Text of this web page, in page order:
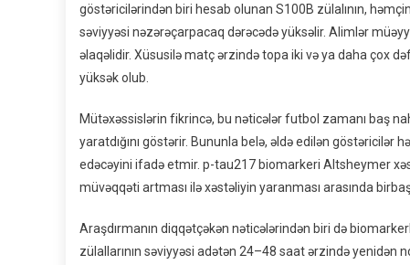
göstəricilərindən biri hesab olunan S100B zülalının,
səviyyəsi nəzərəçarpacaq dərəcədə yüksəlir. Alimlər
əlaqəlidir. Xüsusilə matç ərzində topa iki və ya daha çox
yüksək olub.
Mütəxəssislərin fikrincə, bu nəticələr futbol zamanı baş
yaratdığını göstərir. Bununla belə, əldə edilən
edəcəyini ifadə etmir. p-tau217 biomarkeri Altsheymer
müvəqqəti artması ilə xəstəliyin yaranması arasında
Araşdırmanın diqqətçəkən nəticələrindən biri də
zülallarının səviyyəsi adətən 24–48 saat ərzində yenidən